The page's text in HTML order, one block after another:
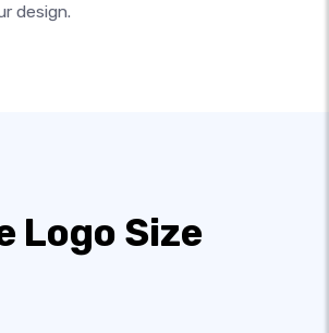
design.
Logo Size